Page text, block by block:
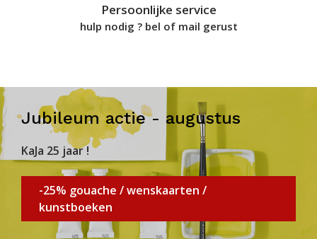
Persoonlijke service
hulp nodig ? bel of mail gerust
Jubileum actie - augustus
KaJa 25 jaar !
-25% gouache / wenskaarten /
kunstboeken